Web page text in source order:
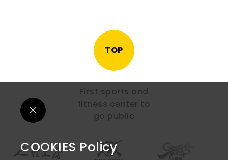
TOP
First sports and
fitness center to
go public
COOKIES Policy